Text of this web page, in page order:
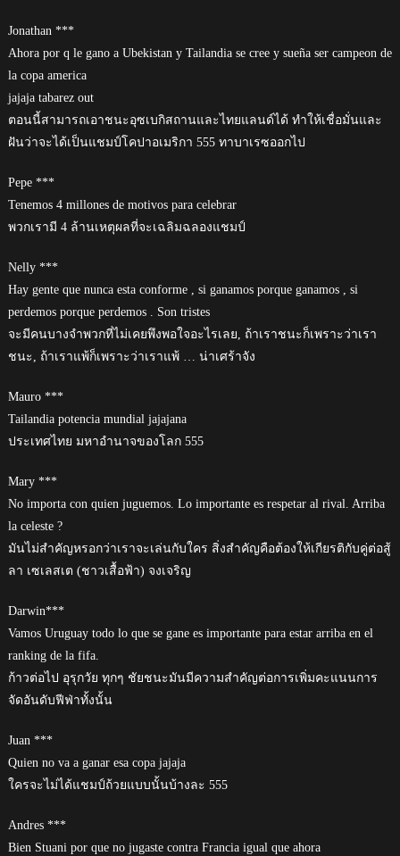
Jonathan ***
Ahora por q le gano a Ubekistan y Tailandia se cree y sueña ser campeon de
la copa america
jajaja tabarez out
ตอนนี้สามารถเอาชนะอุซเบกิสถานและไทยแลนด์ได้ ทำให้เชื่อมั่นและ
ฝันว่าจะได้เป็นแชมป์โคปาอเมริกา 555 ทาบาเรซออกไป
Pepe ***
Tenemos 4 millones de motivos para celebrar
พวกเรามี 4 ล้านเหตุผลที่จะเฉลิมฉลองแชมป์
Nelly ***
Hay gente que nunca esta conforme , si ganamos porque ganamos , si
perdemos porque perdemos . Son tristes
จะมีคนบางจำพวกที่ไม่เคยพึงพอใจอะไรเลย, ถ้าเราชนะก็เพราะว่าเรา
ชนะ, ถ้าเราแพ้ก็เพราะว่าเราแพ้ … น่าเศร้าจัง
Mauro ***
Tailandia potencia mundial jajajana
ประเทศไทย มหาอำนาจของโลก 555
Mary ***
No importa con quien juguemos. Lo importante es respetar al rival. Arriba
la celeste ?
มันไม่สำคัญหรอกว่าเราจะเล่นกับใคร สิ่งสำคัญคือต้องให้เกียรติกับคู่ต่อสู้
ลา เซเลสเต (ชาวเสื้อฟ้า) จงเจริญ
Darwin***
Vamos Uruguay todo lo que se gane es importante para estar arriba en el
ranking de la fifa.
ก้าวต่อไป อุรุกวัย ทุกๆ ชัยชนะมันมีความสำคัญต่อการเพิ่มคะแนนการ
จัดอันดับฟีฟ่าทั้งนั้น
Juan ***
Quien no va a ganar esa copa jajaja
ใครจะไม่ได้แชมป์ถ้วยแบบนั้นบ้างละ 555
Andres ***
Bien Stuani por que no jugaste contra Francia igual que ahora